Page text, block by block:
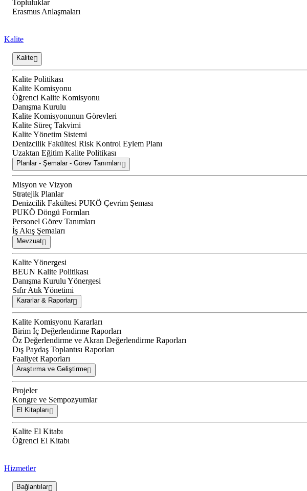
Topluluklar
Erasmus Anlaşmaları
Kalite
Kalite
Kalite Politikası
Kalite Komisyonu
Öğrenci Kalite Komisyonu
Danışma Kurulu
Kalite Komisyonunun Görevleri
Kalite Süreç Takvimi
Kalite Yönetim Sistemi
Denizcilik Fakültesi Risk Kontrol Eylem Planı
Uzaktan Eğitim Kalite Politikası
Planlar - Şemalar - Görev Tanımları
Misyon ve Vizyon
Stratejik Planlar
Denizcilik Fakültesi PUKÖ Çevrim Şeması
PUKÖ Döngü Formları
Personel Görev Tanımları
İş Akış Şemaları
Mevzuat
Kalite Yönergesi
BEUN Kalite Politikası
Danışma Kurulu Yönergesi
Sıfır Atık Yönetimi
Kararlar & Raporlar
Kalite Komisyonu Kararları
Birim İç Değerlendirme Raporları
Öz Değerlendirme ve Akran Değerlendirme Raporları
Dış Paydaş Toplantısı Raporları
Faaliyet Raporları
Araştırma ve Geliştirme
Projeler
Kongre ve Sempozyumlar
El Kitapları
Kalite El Kitabı
Öğrenci El Kitabı
Hizmetler
Bağlantılar